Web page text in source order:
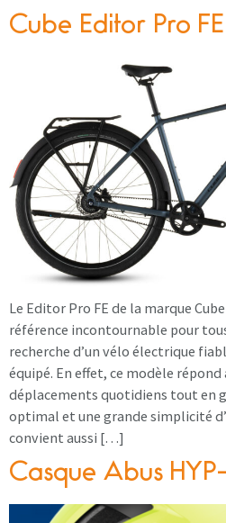
Cube Editor Pro
Le Editor Pro FE de la marque
référence incontournable pour
recherche d’un vélo électrique
équipé. En effet, ce modèle répond
déplacements quotidiens tout en
optimal et une grande simplicité
convient aussi […]
Casque Abus